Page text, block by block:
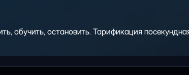
обучить, остановить. Тарификация